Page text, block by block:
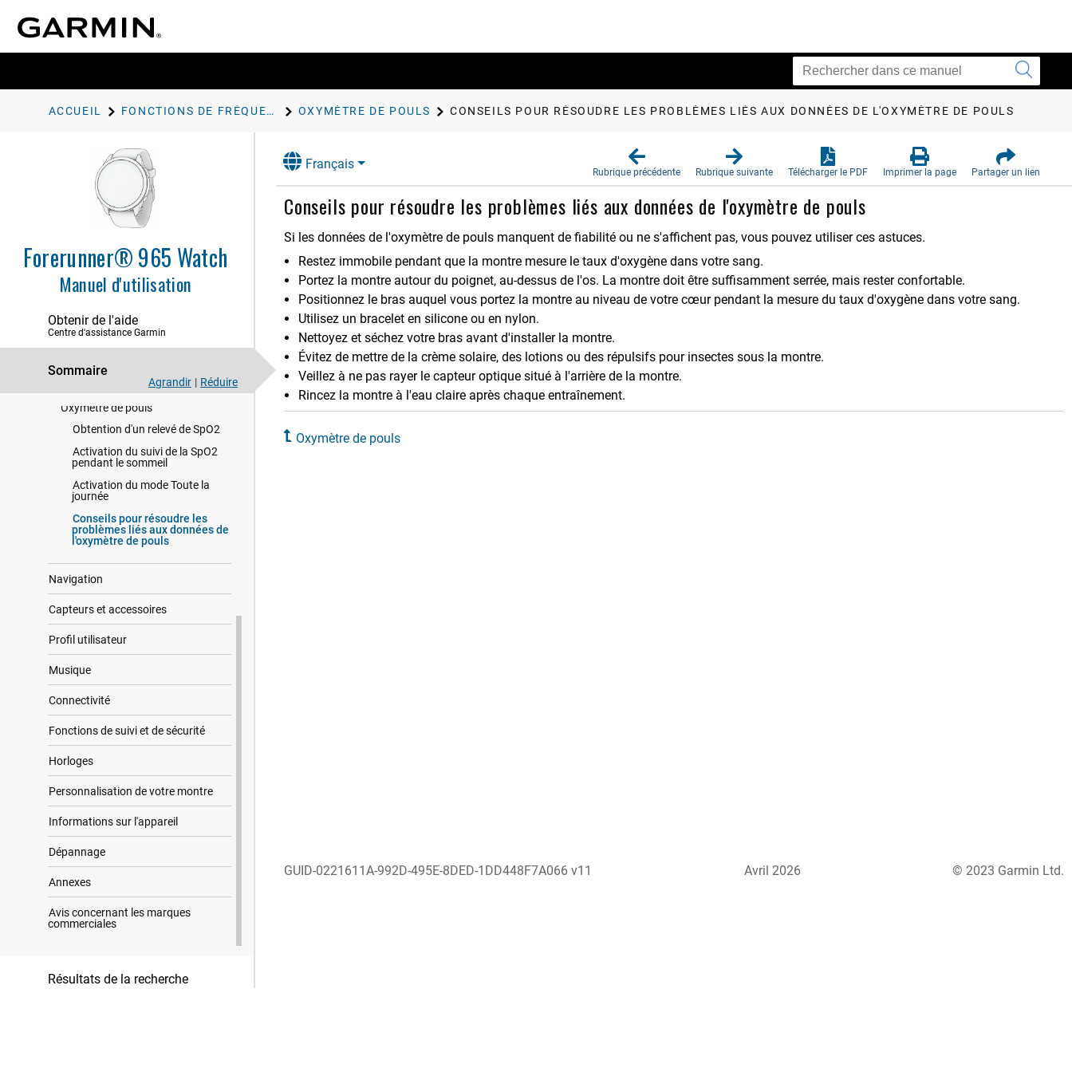
ACCUEIL FONCTIONS DE FRÉQUENCE CARDIAQUE OXYMÈTRE DE POULS CONSEILS POUR RÉSOUDRE LES PROBLÈMES LIÉS AUX DONNÉES DE L'OXYMÈTRE DE POULS
Forerunner® 965 Watch
Manuel d'utilisation
Obtenir de l'aide
Centre d'assistance Garmin
Sommaire
Agrandir | Réduire
Activités et applications
Entraînement
Historique
Fonctions de fréquence cardiaque
Fréquence cardiaque au poignet
Configuration d'une alerte de
Diffusion de données de fréquence
Diffusion des données de
fréquence cardiaque au cours
Oxymètre de pouls
Obtention d'un relevé de SpO2
Activation du suivi de la SpO2
pendant le sommeil
Activation du mode Toute la
journée
Conseils pour résoudre les
problèmes liés aux données de
l'oxymètre de pouls
Navigation
Capteurs et accessoires
Profil utilisateur
Musique
Connectivité
Fonctions de suivi et de sécurité
Horloges
Personnalisation de votre montre
Informations sur l'appareil
Dépannage
Annexes
Avis concernant les marques
commerciales
Résultats de la recherche
Français
Rubrique précédente Rubrique suivante Télécharger le PDF Imprimer la page Partager un lien
Conseils pour résoudre les problèmes liés aux données de l'oxymètre de pouls
Si les données de l'oxymètre de pouls manquent de fiabilité ou ne s'affichent pas, vous pouvez utiliser ces astuces.
Restez immobile pendant que la montre mesure le taux d'oxygène dans votre sang.
Portez la montre autour du poignet, au-dessus de l'os. La montre doit être suffisamment serrée, mais rester confortable.
Positionnez le bras auquel vous portez la montre au niveau de votre cœur pendant la mesure du taux d'oxygène dans votre sang.
Utilisez un bracelet en silicone ou en nylon.
Nettoyez et séchez votre bras avant d'installer la montre.
Évitez de mettre de la crème solaire, des lotions ou des répulsifs pour insectes sous la montre.
Veillez à ne pas rayer le capteur optique situé à l'arrière de la montre.
Rincez la montre à l'eau claire après chaque entraînement.
Oxymètre de pouls
GUID-0221611A-992D-495E-8DED-1DD448F7A066 v11 Avril 2026 © 2023 Garmin Ltd.